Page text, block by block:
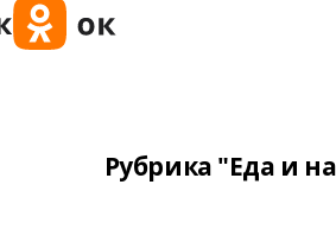
Рубрика "Еда и